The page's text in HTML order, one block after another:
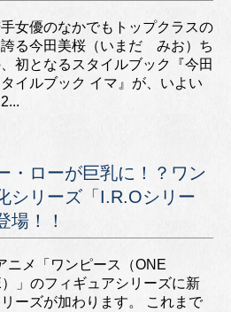
女優のなかでもトップクラスの
誇る今田美桜（いまだ みお）ち
初となるスタイルブック『今田
イルブック イマ』が、いよい
・ローが巨乳に！？ワン
シリーズ「I.R.Oシリー
場！！
ニメ「ワンピース（ONE
」のフィギュアシリーズに新
ーズが加わります。 これまで